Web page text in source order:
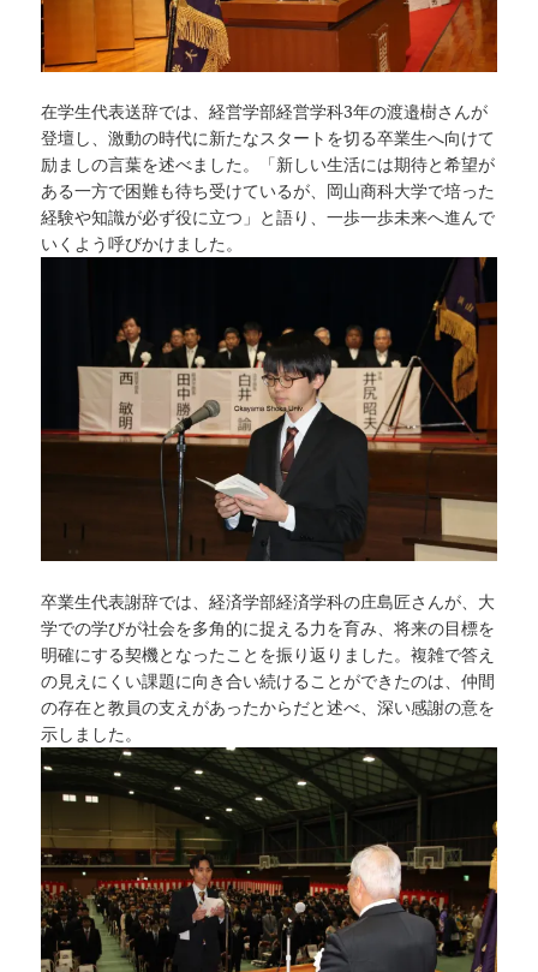
在学生代表送辞では、経営学部経営学科3年の渡邉樹さんが
登壇し、激動の時代に新たなスタートを切る卒業生へ向けて
励ましの言葉を述べました。「新しい生活には期待と希望が
ある一方で困難も待ち受けているが、岡山商科大学で培った
経験や知識が必ず役に立つ」と語り、一歩一歩未来へ進んで
いくよう呼びかけました。
卒業生代表謝辞では、経済学部経済学科の庄島匠さんが、大
学での学びが社会を多角的に捉える力を育み、将来の目標を
明確にする契機となったことを振り返りました。複雑で答え
の見えにくい課題に向き合い続けることができたのは、仲間
の存在と教員の支えがあったからだと述べ、深い感謝の意を
示しました。